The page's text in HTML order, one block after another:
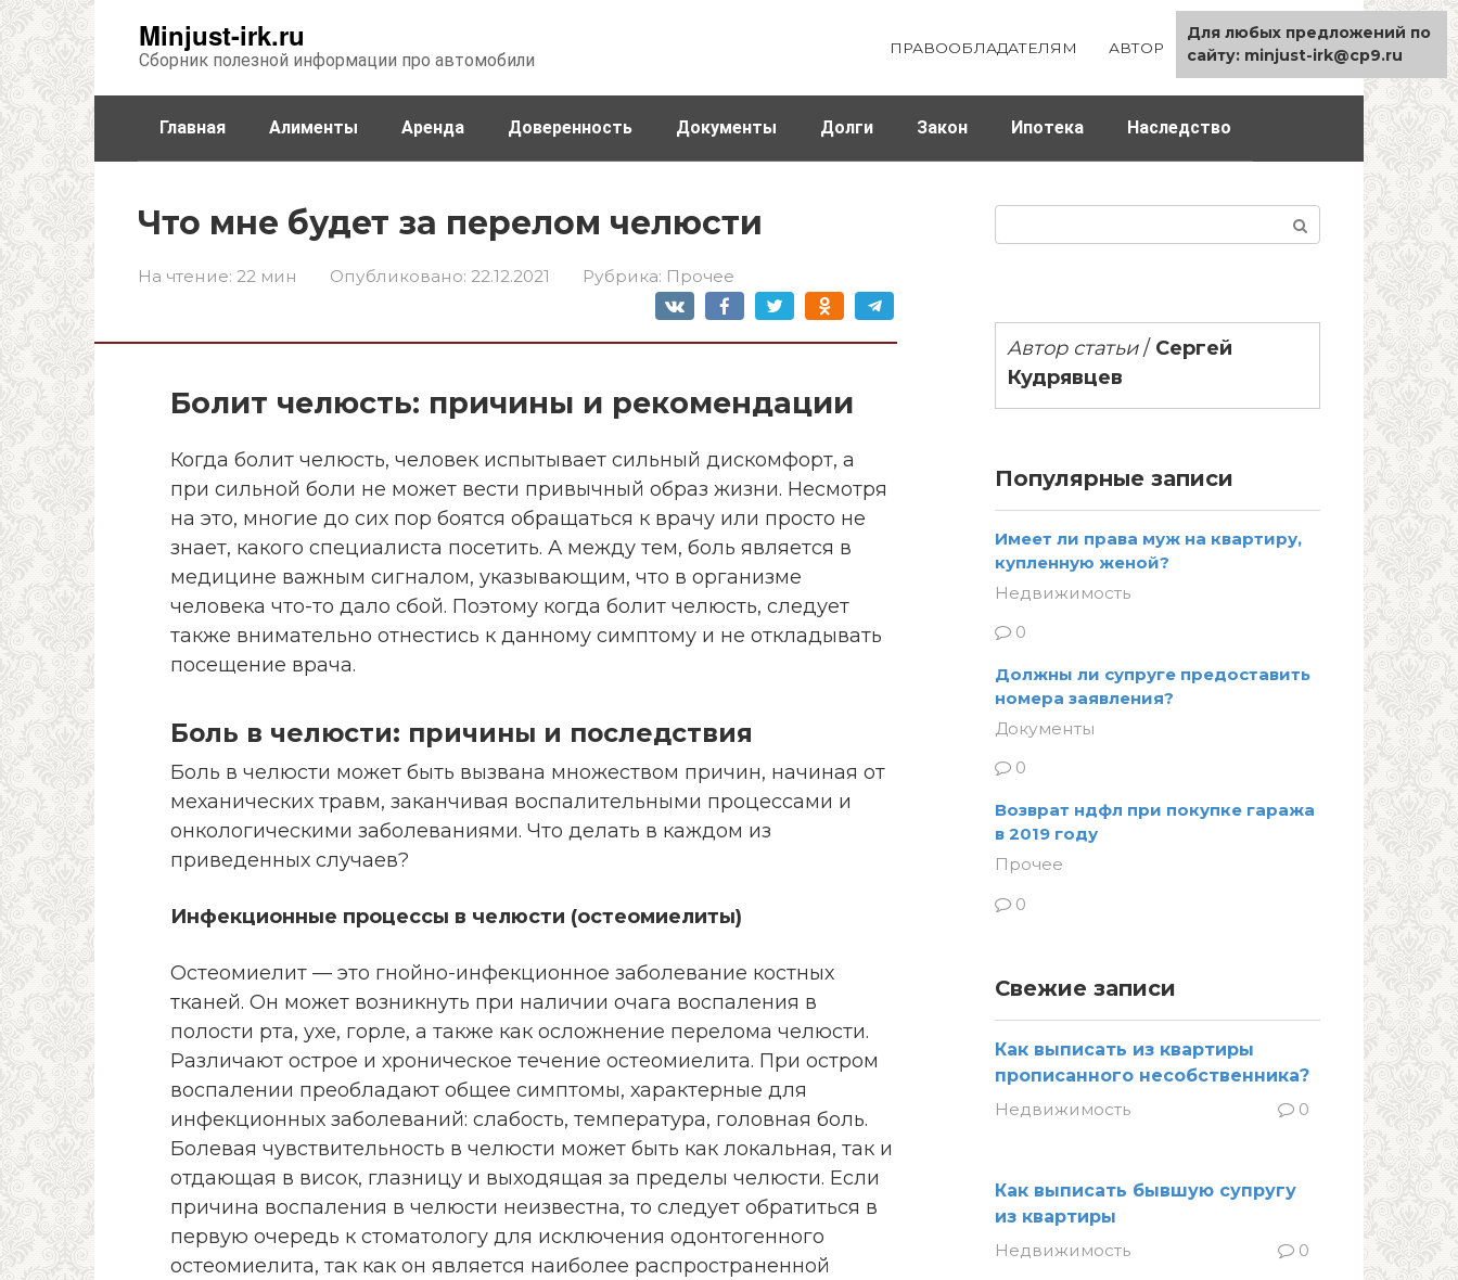
Minjust-irk.ru
Сборник полезной информации про автомобили
ПРАВООБЛАДАТЕЛЯМ АВТОР КАРТА САЙТА
Главная Алименты Аренда Доверенность Документы Долги Закон Ипотека Наследство
Что мне будет за перелом челюсти
На чтение: 22 мин Опубликовано: 22.12.2021 Рубрика: Прочее
Болит челюсть: причины и рекомендации
Когда болит челюсть, человек испытывает сильный дискомфорт, а
при сильной боли не может вести привычный образ жизни. Несмотря
на это, многие до сих пор боятся обращаться к врачу или просто не
знает, какого специалиста посетить. А между тем, боль является в
медицине важным сигналом, указывающим, что в организме
человека что-то дало сбой. Поэтому когда болит челюсть, следует
также внимательно отнестись к данному симптому и не откладывать
посещение врача.
Боль в челюсти: причины и последствия
Боль в челюсти может быть вызвана множеством причин, начиная от
механических травм, заканчивая воспалительными процессами и
онкологическими заболеваниями. Что делать в каждом из
приведенных случаев?
Инфекционные процессы в челюсти (остеомиелиты)
Остеомиелит — это гнойно-инфекционное заболевание костных
тканей. Он может возникнуть при наличии очага воспаления в
полости рта, ухе, горле, а также как осложнение перелома челюсти.
Различают острое и хроническое течение остеомиелита. При остром
воспалении преобладают общее симптомы, характерные для
инфекционных заболеваний: слабость, температура, головная боль.
Болевая чувствительность в челюсти может быть как локальная, так и
отдающая в висок, глазницу и выходящая за пределы челюсти. Если
причина воспаления в челюсти неизвестна, то следует обратиться в
первую очередь к стоматологу для исключения одонтогенного
остеомиелита, так как он является наиболее распространенной
Автор статьи/ Сергей
Кудрявцев
Популярные записи
Имеет ли права муж на квартиру,
купленную женой?
Недвижимость
0
Должны ли супруге предоставить
номера заявления?
Документы
0
Возврат ндфл при покупке гаража
в 2019 году
Прочее
0
Свежие записи
Как выписать из квартиры
прописанного несобственника?
Недвижимость
0
Как выписать бывшую супругу
из квартиры
Недвижимость
0
Для любых предложений по
сайту: minjust-irk@cp9.ru